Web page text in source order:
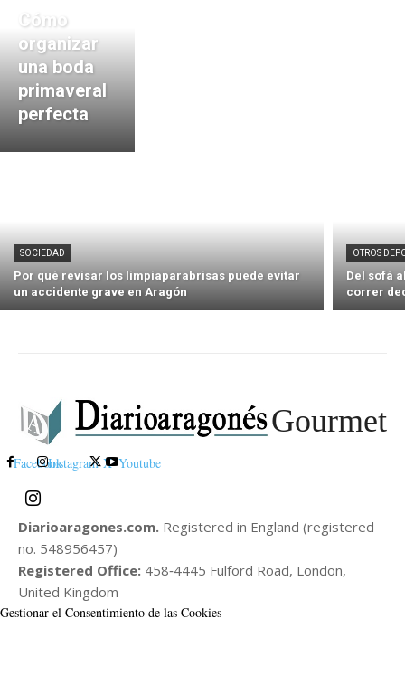
Cómo
organizar
una boda
primaveral
perfecta
SOCIEDAD
Por qué revisar los limpiaparabrisas puede evitar
un accidente grave en Aragón
OTROS
Del sofá
correr
Gourmet
FacebookInstagram X Youtube
Diarioaragones.com. Registered in England (registered
no. 548956457)
Registered Office: 458‑4445 Fulford Road, London,
United Kingdom
Gestionar el Consentimiento de las Cookies